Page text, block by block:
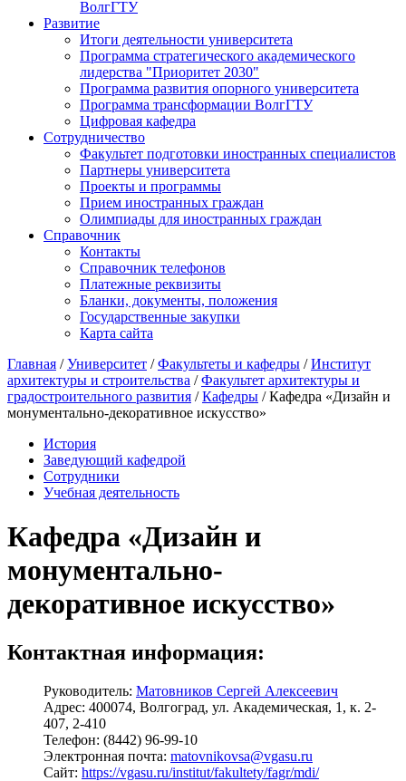
ВолгГТУ
Развитие
Итоги деятельности университета
Программа стратегического академического
лидерства "Приоритет 2030"
Программа развития опорного университета
Программа трансформации ВолгГТУ
Цифровая кафедра
Сотрудничество
Факультет подготовки иностранных специалистов
Партнеры университета
Проекты и программы
Прием иностранных граждан
Олимпиады для иностранных граждан
Справочник
Контакты
Справочник телефонов
Платежные реквизиты
Бланки, документы, положения
Государственные закупки
Карта сайта
Главная /Университет /Факультеты и кафедры /Институт
архитектуры и строительства /Факультет архитектуры и
градостроительного развития /Кафедры / Кафедра «Дизайн и
монументально-декоративное искусство»
История
Заведующий кафедрой
Сотрудники
Учебная деятельность
Кафедра «Дизайн и
монументально-
декоративное искусство»
Контактная информация:
Руководитель: Матовников Сергей Алексеевич
Адрес: 400074, Волгоград, ул. Академическая, 1, к. 2-
407, 2-410
Телефон: (8442) 96-99-10
Электронная почта: matovnikovsa@vgasu.ru
Сайт: https://vgasu.ru/institut/fakultety/fagr/mdi/